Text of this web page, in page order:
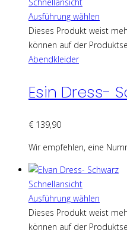
Ausführung wählen
Dieses Produkt weist
können auf der
Abendkleider
Esin Dress-
€ 139,90
Wir empfehlen, eine
Schnellansicht
Ausführung wählen
Dieses Produkt weist
können auf der